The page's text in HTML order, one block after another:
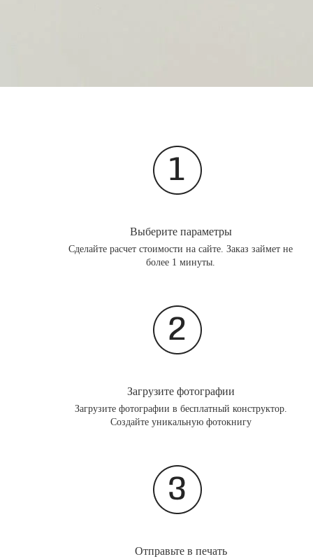
Выберите параметры
Сделайте расчет стоимости на сайте. Заказ займет не
более 1 минуты.
Загрузите фотографии
Загрузите фотографии в бесплатный конструктор.
Создайте уникальную фотокнигу
Отправьте в печать